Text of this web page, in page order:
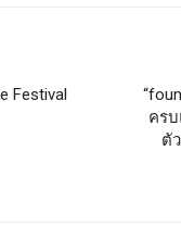
Festival
ครบ
ตั